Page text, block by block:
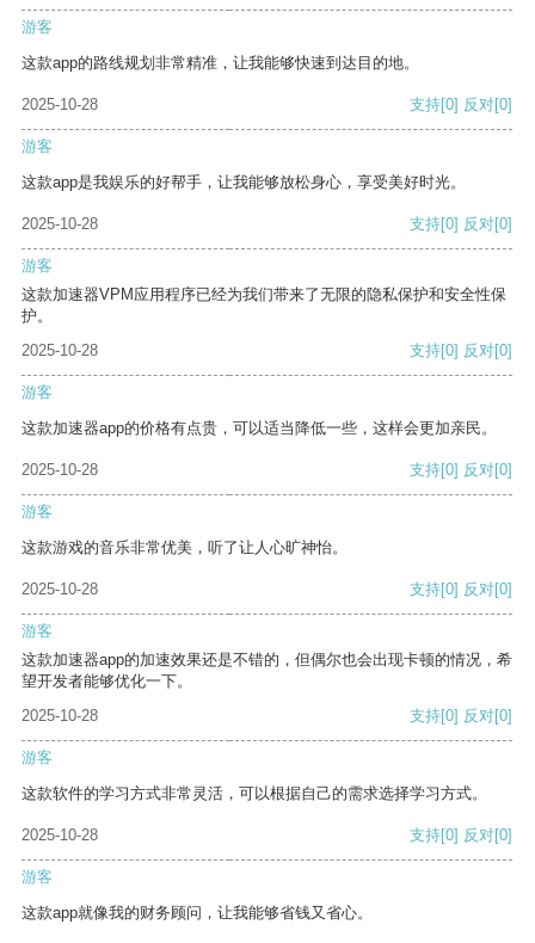
游客
这款app的路线规划非常精准，让我能够快速到达目的地。
2025-10-28 支持[0] 反对[0]
游客
这款app是我娱乐的好帮手，让我能够放松身心，享受美好时光。
2025-10-28 支持[0] 反对[0]
游客
这款加速器VPM应用程序已经为我们带来了无限的隐私保护和安全性保
护。
2025-10-28
支持[0] 反对[0]
游客
这款加速器app的价格有点贵，可以适当降低一些，这样会更加亲民。
2025-10-28 支持[0] 反对[0]
游客
这款游戏的音乐非常优美，听了让人心旷神怡。
2025-10-28 支持[0] 反对[0]
游客
这款加速器app的加速效果还是不错的，但偶尔也会出现卡顿的情况，希
望开发者能够优化一下。
2025-10-28
支持[0] 反对[0]
游客
这款软件的学习方式非常灵活，可以根据自己的需求选择学习方式。
2025-10-28 支持[0] 反对[0]
游客
这款app就像我的财务顾问，让我能够省钱又省心。